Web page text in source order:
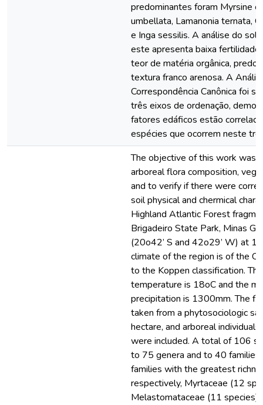
predominantes foram Myrsine
umbellata, Lamanonia ternata,
e Inga sessilis. A análise do
este apresenta baixa
teor de matéria orgânica,
textura franco arenosa. A
Correspondência Canônica foi
três eixos de ordenação,
fatores edáficos estão
espécies que ocorrem neste
The objective of this work was
arboreal flora composition,
and to verify if there were
soil physical and chermical
Highland Atlantic Forest
Brigadeiro State Park, Minas
(20o42’ S and 42o29’ W) at
climate of the region is of the
to the Koppen classification.
temperature is 18oC and the
precipitation is 1300mm. The
taken from a phytosociologic
hectare, and arboreal
were included. A total of 106
to 75 genera and to 40 families
families with the greatest
respectively, Myrtaceae (12
Melastomataceae (11